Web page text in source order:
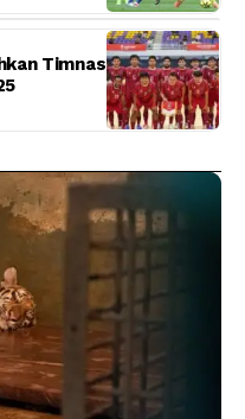
Timnas